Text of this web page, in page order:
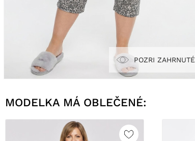
POZRI ZAHRNUTÉ
MODELKA MÁ OBLEČENÉ: